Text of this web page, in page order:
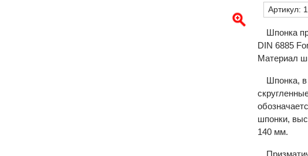
Артикул:
Шпонка
DIN 6885
Материал
Шпонка, в
шпонки,
140 мм.